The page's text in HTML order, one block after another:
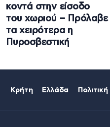
κοντά στην είσοδο
του χωριού – Πρόλαβε
τα χειρότερα η
Πυροσβεστική
Κρήτη Ελλάδα Πολιτική